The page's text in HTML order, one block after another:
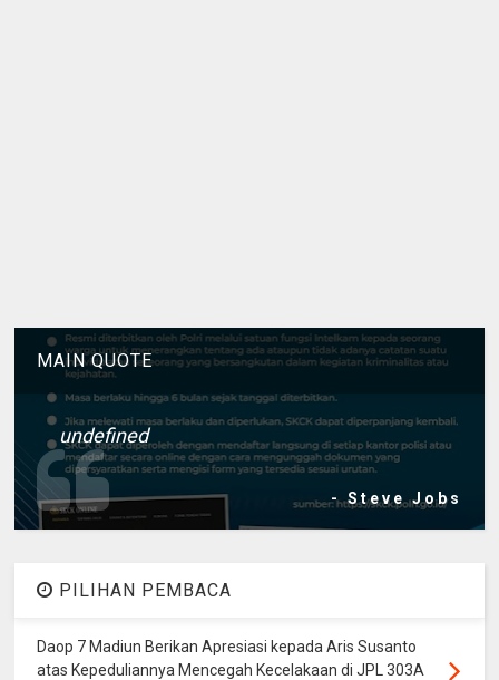
MAIN QUOTE
undefined
- Steve Jobs
PILIHAN PEMBACA
Daop 7 Madiun Berikan Apresiasi kepada Aris Susanto
atas Kepeduliannya Mencegah Kecelakaan di JPL 303A